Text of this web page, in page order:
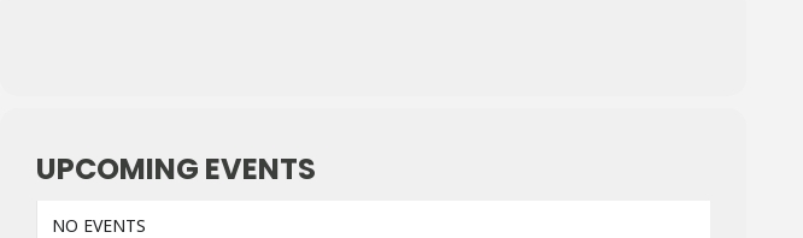
UPCOMING EVENTS
NO EVENTS